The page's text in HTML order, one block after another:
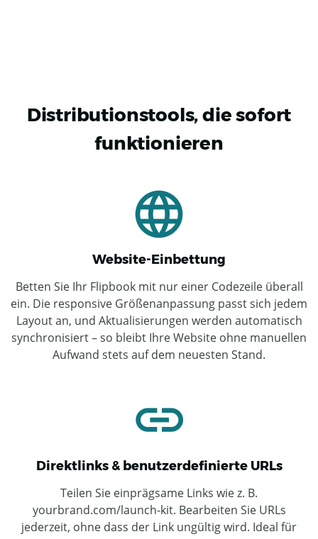
Distributionstools, die sofort
funktionieren
Website-Einbettung
Betten Sie Ihr Flipbook mit nur einer Codezeile überall
ein. Die responsive Größenanpassung passt sich jedem
Layout an, und Aktualisierungen werden automatisch
synchronisiert – so bleibt Ihre Website ohne manuellen
Aufwand stets auf dem neuesten Stand.
Direktlinks & benutzerdefinierte URLs
Teilen Sie einprägsame Links wie z. B.
yourbrand.com/launch-kit. Bearbeiten Sie URLs
jederzeit, ohne dass der Link ungültig wird. Ideal für